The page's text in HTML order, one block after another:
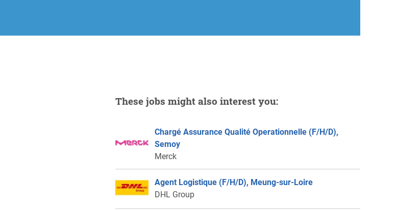
These jobs might also interest you:
Chargé Assurance Qualité Operationnelle (F/H/D),
Semoy
Merck
Agent Logistique (F/H/D), Meung-sur-Loire
DHL Group